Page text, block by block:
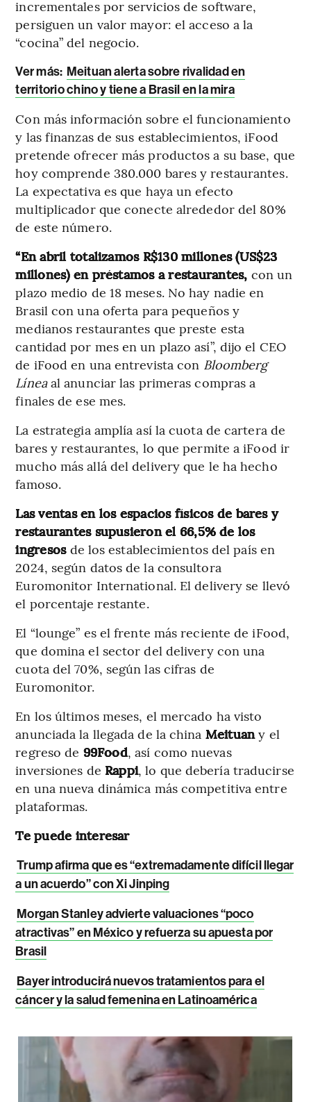
incrementales por servicios de software,
persiguen un valor mayor: el acceso a la
“cocina” del negocio.
Ver más: Meituan alerta sobre rivalidad en
territorio chino y tiene a Brasil en la mira
Con más información sobre el funcionamiento
y las finanzas de sus establecimientos, iFood
pretende ofrecer más productos a su base, que
hoy comprende 380.000 bares y restaurantes.
La expectativa es que haya un efecto
multiplicador que conecte alrededor del 80%
de este número.
“En abril totalizamos R$130 millones (US$23
millones) en préstamos a restaurantes, con un
plazo medio de 18 meses. No hay nadie en
Brasil con una oferta para pequeños y
medianos restaurantes que preste esta
cantidad por mes en un plazo así”, dijo el CEO
de iFood en una entrevista con Bloomberg
Líneaal anunciar las primeras compras a
finales de ese mes.
La estrategia amplía así la cuota de cartera de
bares y restaurantes, lo que permite a iFood ir
mucho más allá del delivery que le ha hecho
famoso.
Las ventas en los espacios físicos de bares y
restaurantes supusieron el 66,5% de los
ingresos de los establecimientos del país en
2024, según datos de la consultora
Euromonitor International. El delivery se llevó
el porcentaje restante.
El “lounge” es el frente más reciente de iFood,
que domina el sector del delivery con una
cuota del 70%, según las cifras de
Euromonitor.
En los últimos meses, el mercado ha visto
anunciada la llegada de la china Meituany el
regreso de 99Food, así como nuevas
inversiones de Rappi, lo que debería traducirse
en una nueva dinámica más competitiva entre
plataformas.
Te puede interesar
Trump afirma que es “extremadamente difícil llegar
a un acuerdo” con Xi Jinping
Morgan Stanley advierte valuaciones “poco
atractivas” en México y refuerza su apuesta por
Brasil
Bayer introducirá nuevos tratamientos para el
cáncer y la salud femenina en Latinoamérica